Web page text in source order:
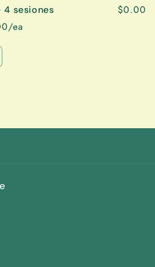
sesiones
ea
$0.00